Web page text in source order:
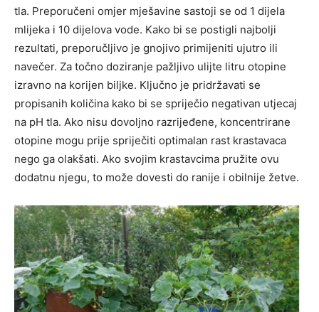
tla. Preporučeni omjer mješavine sastoji se od 1 dijela
mlijeka i 10 dijelova vode. Kako bi se postigli najbolji
rezultati, preporučljivo je gnojivo primijeniti ujutro ili
navečer. Za točno doziranje pažljivo ulijte litru otopine
izravno na korijen biljke. Ključno je pridržavati se
propisanih količina kako bi se spriječio negativan utjecaj
na pH tla. Ako nisu dovoljno razrijeđene, koncentrirane
otopine mogu prije spriječiti optimalan rast krastavaca
nego ga olakšati. Ako svojim krastavcima pružite ovu
dodatnu njegu, to može dovesti do ranije i obilnije žetve.